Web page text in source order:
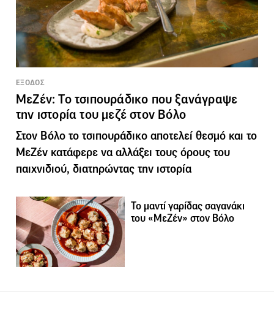
ΕΞΟΔΟΣ
ΜεΖέν: Το τσιπουράδικο που ξανάγραψε
την ιστορία του μεζέ στον Βόλο
Στον Βόλο το τσιπουράδικο αποτελεί θεσμό και το
ΜεΖέν κατάφερε να αλλάξει τους όρους του
παιχνιδιού, διατηρώντας την ιστορία
Το μαντί γαρίδας σαγανάκι
του «ΜεΖέν» στον Βόλο